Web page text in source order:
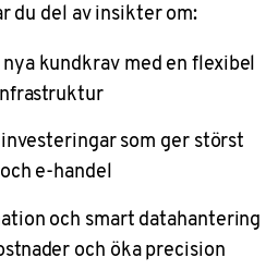
du del av insikter om:
kundkrav med en flexibel
som ger störst
e-handel
och smart datahantering
och öka precision